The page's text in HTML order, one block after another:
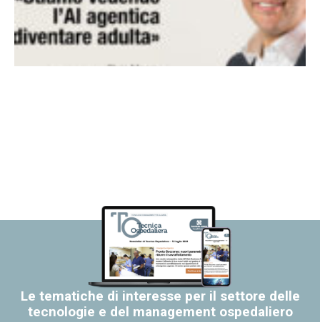
Le tematiche di interesse per il settore delle
tecnologie e del management ospedaliero